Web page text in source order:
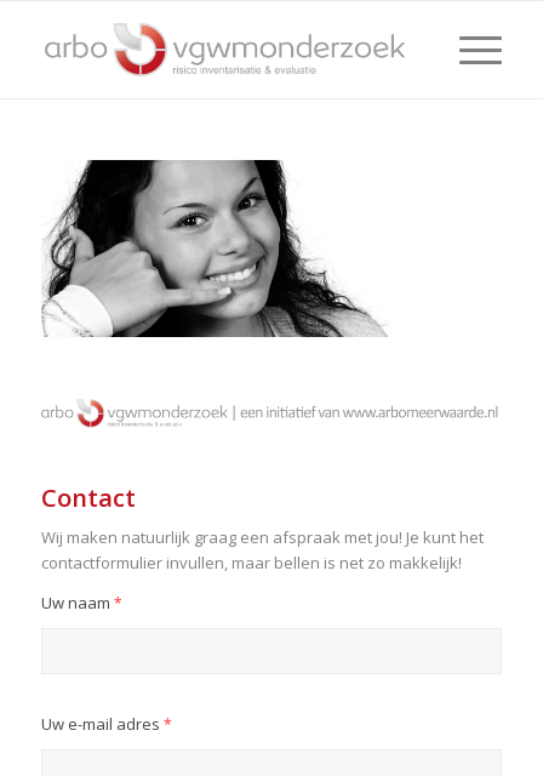
Contact
Wij maken natuurlijk graag een afspraak met jou! Je kunt het
contactformulier invullen, maar bellen is net zo makkelijk!
Uw naam *
Uw e-mail adres *